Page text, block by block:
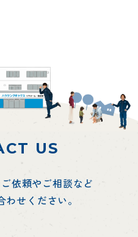
US
依頼やご相談など
せください。